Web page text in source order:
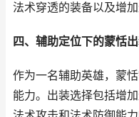
法术穿透的装备以及增
四、辅助定位下的蒙恬
作为一名辅助英雄，蒙
能力。出装选择包括增